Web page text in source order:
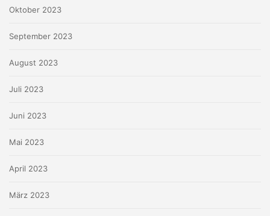
Oktober 2023
September 2023
August 2023
Juli 2023
Juni 2023
Mai 2023
April 2023
März 2023